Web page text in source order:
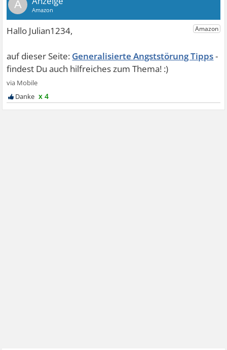
A
Generalisierte Angststörung Tipps
x 4